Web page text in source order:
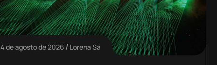
4 de agosto de 2026 Lorena Sá